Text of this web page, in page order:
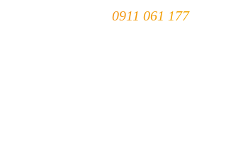
0911 061 177